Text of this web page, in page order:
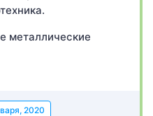
металлические
2020